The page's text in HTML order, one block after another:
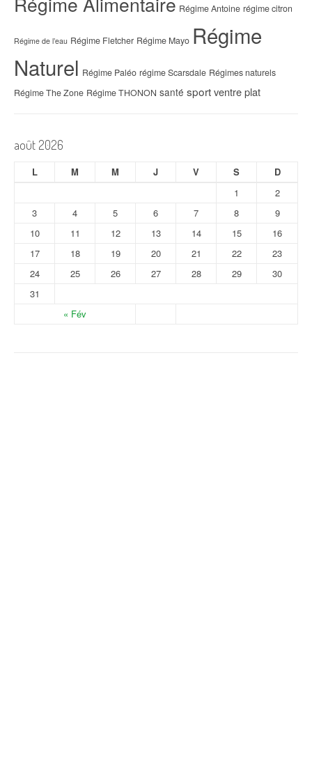
Régime Antoine régime citron
Régime de l’eau Régime Fletcher Régime Mayo Régime
Naturel Régime Paléo régime Scarsdale Régimes naturels
Régime The Zone Régime THONON santé sportventre plat
août 2026
L M M J V S D
« Fév
1
2
3
4 5 6 7 8
9
10
11 12 13 14 15
16
17
18 19 20 21 22
23
24
25 26 27 28 29
30
31